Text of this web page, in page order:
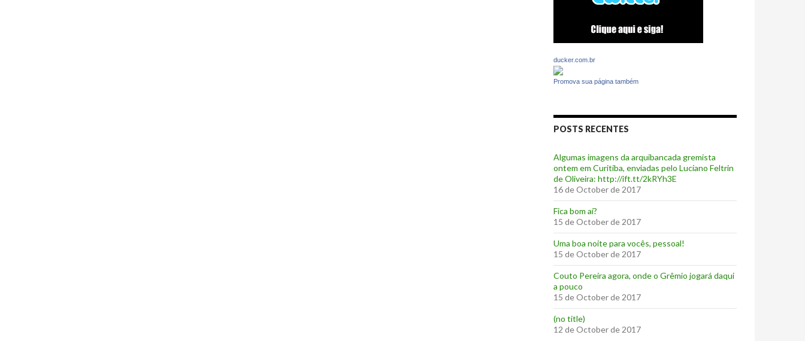
ducker.com.br
Promova sua página também
POSTS RECENTES
Algumas imagens da arquibancada gremista
ontem em Curitiba, enviadas pelo Luciano Feltrin
de Oliveira: http://ift.tt/2kRYh3E
16 de October de 2017
‪Fica bom aí?‬
15 de October de 2017
Uma boa noite para vocês, pessoal!
15 de October de 2017
‪Couto Pereira agora, onde o Grêmio jogará daqui
a pouco ‬
15 de October de 2017
(no title)
12 de October de 2017